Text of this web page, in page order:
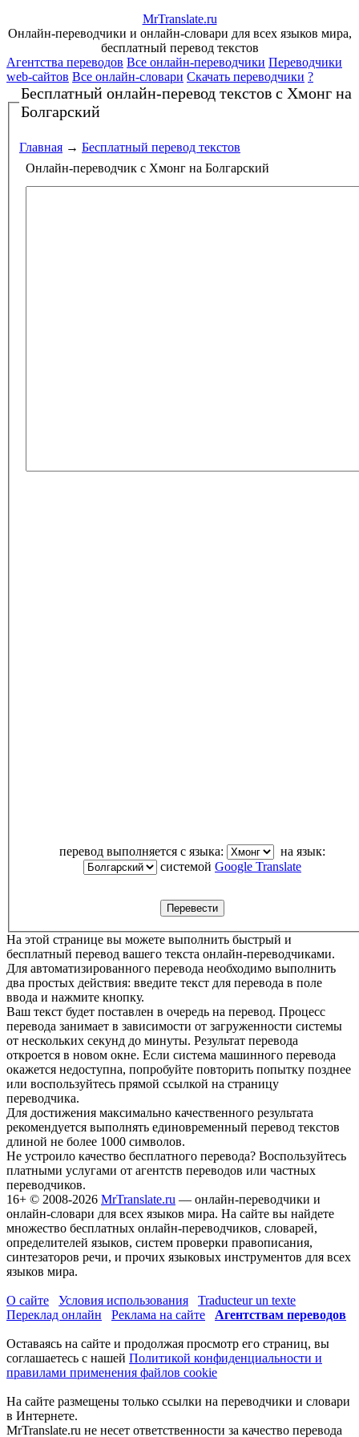
MrTranslate.ru
Онлайн-переводчики и онлайн-словари для всех языков мира,
бесплатный перевод текстов
Агентства переводов Все онлайн-переводчики Переводчики
web-сайтов Все онлайн-словари Скачать переводчики ?
Бесплатный онлайн-перевод текстов с Хмонг на
Болгарский
Главная → Бесплатный перевод текстов
Онлайн-переводчик с Хмонг на Болгарский
перевод выполняется с языка:
системой Google Translate
На этой странице вы можете выполнить быстрый и
бесплатный перевод вашего текста онлайн-переводчиками.
Для автоматизированного перевода необходимо выполнить
два простых действия: введите текст для перевода в поле
ввода и нажмите кнопку.
Ваш текст будет поставлен в очередь на перевод. Процесс
перевода занимает в зависимости от загруженности системы
от нескольких секунд до минуты. Результат перевода
откроется в новом окне. Если система машинного перевода
окажется недоступна, попробуйте повторить попытку позднее
или воспользуйтесь прямой ссылкой на страницу
переводчика.
Для достижения максимально качественного результата
рекомендуется выполнять единовременный перевод текстов
длиной не более 1000 символов.
Не устроило качество бесплатного перевода? Воспользуйтесь
платными услугами от агентств переводов или частных
переводчиков.
16+ © 2008-2026 MrTranslate.ru — онлайн-переводчики и
онлайн-словари для всех языков мира. На сайте вы найдете
множество бесплатных онлайн-переводчиков, словарей,
определителей языков, систем проверки правописания,
синтезаторов речи, и прочих языковых инструментов для всех
языков мира.
О сайте Условия использования
Traducteur un texte
Переклад онлайн
Реклама на сайте Агентствам переводов
Оставаясь на сайте и продолжая просмотр его страниц, вы
соглашаетесь с нашей Политикой конфиденциальности и
правилами применения файлов cookie
На сайте размещены только ссылки на переводчики и словари
в Интернете.
MrTranslate.ru не несет ответственности за качество перевода